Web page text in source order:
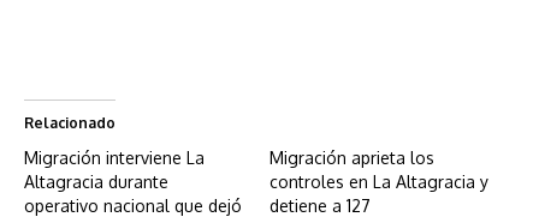
Relacionado
Migración interviene La
Altagracia durante
operativo nacional que dejó
Migración aprieta los
controles en La Altagracia y
detiene a 127